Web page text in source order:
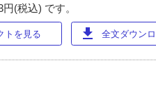
(税込) です。
トを見る download 全文ダウン